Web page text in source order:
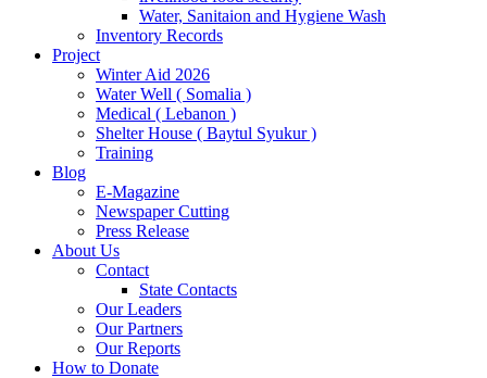
Water, Sanitaion and Hygiene Wash
Inventory Records
Project
Winter Aid 2026
Water Well ( Somalia )
Medical ( Lebanon )
Shelter House ( Baytul Syukur )
Training
Blog
E-Magazine
Newspaper Cutting
Press Release
About Us
Contact
State Contacts
Our Leaders
Our Partners
Our Reports
How to Donate